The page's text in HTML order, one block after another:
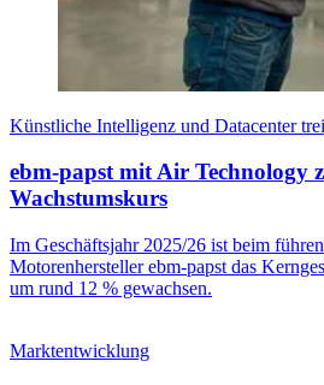
Künstliche Intelligenz und Datacenter
ebm-papst mit Air Technology
Wachstumskurs
Im Geschäftsjahr 2025/26 ist beim
Motorenhersteller ebm-papst das
um rund 12 % gewachsen.
Marktentwicklung